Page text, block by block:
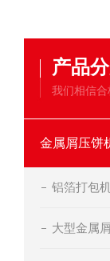
产品
我们相信
金属屑压饼
铝箔打包
大型金属